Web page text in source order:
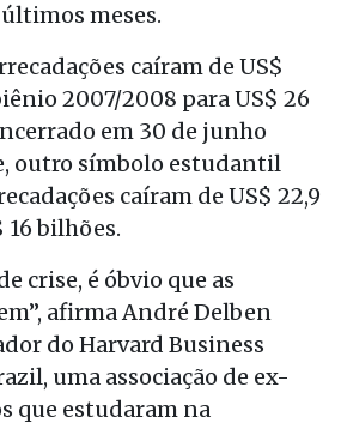
meses.
caíram de US$
2007/2008 para US$ 26
em 30 de junho
outro símbolo estudantil
caíram de US$ 22,9
16 bilhões.
crise, é óbvio que as
afirma André Delben
do Harvard Business
uma associação de ex-
que estudaram na